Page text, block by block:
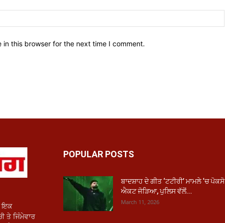
in this browser for the next time I comment.
ਇਕ
ਤੇ ਜਿੰਮੇਵਾਰ
POPULAR POSTS
ਬਾਦਸ਼ਾਹ ਦੇ ਗੀਤ ‘ਟਟੀਰੀ’ ਮਾਮਲੇ ‘ਚ ਪੋਕਸੋ
ਐਕਟ ਜੋੜਿਆ, ਪੁਲਿਸ ਵੱਲੋਂ...
March 11, 2026